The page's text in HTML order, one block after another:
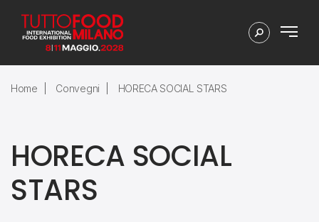
Home Convegni HORECA SOCIAL STARS
HORECA SOCIAL
STARS